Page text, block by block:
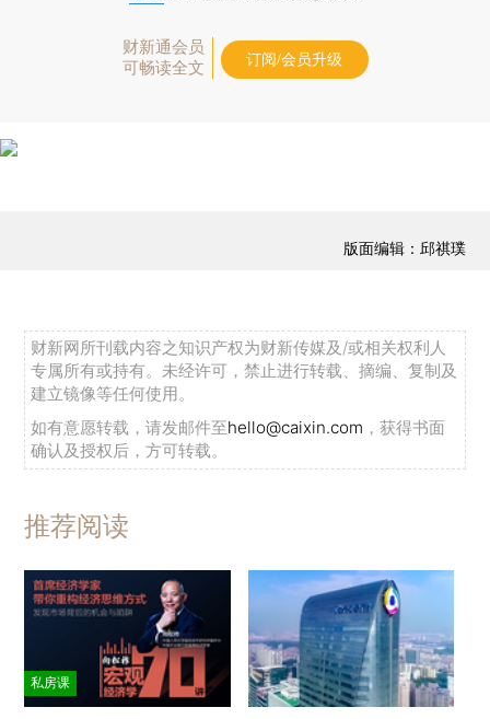
财新通会员
可畅读全文
订阅/会员升级
版面编辑：邱祺璞
财新网所刊载内容之知识产权为财新传媒及/或相关权利人
专属所有或持有。未经许可，禁止进行转载、摘编、复制及
建立镜像等任何使用。
如有意愿转载，请发邮件至hello@caixin.com ，获得书面
确认及授权后，方可转载。
推荐阅读
私房课